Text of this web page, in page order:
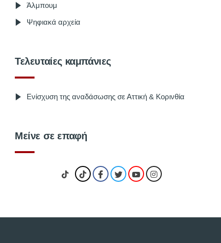
Άλμπουμ
Ψηφιακά αρχεία
Τελευταίες καμπάνιες
Ενίσχυση της αναδάσωσης σε Αττική & Κορινθία
Μείνε σε επαφή